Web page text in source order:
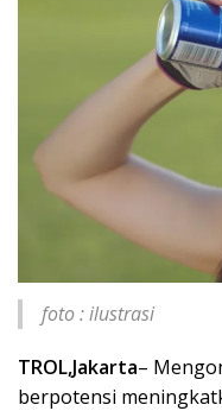
foto : ilustrasi
TROL,Jakarta–
berpotensi